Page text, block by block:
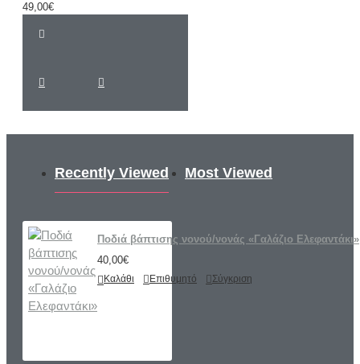
49,00€
Recently Viewed Most Viewed
Ποδιά βάπτισης νονού/νονάς «Γαλάζιο Ελεφαντάκι»
40,00€
Καλάθι Επιθυμητό Σύγκριση